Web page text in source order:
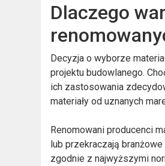
Dlaczego
Decyzja o wyborze
projektu budowlanego.
ich zastosowania
materiały od uznanych
Renomowani producenci
lub przekraczają
zgodnie z najwyższymi